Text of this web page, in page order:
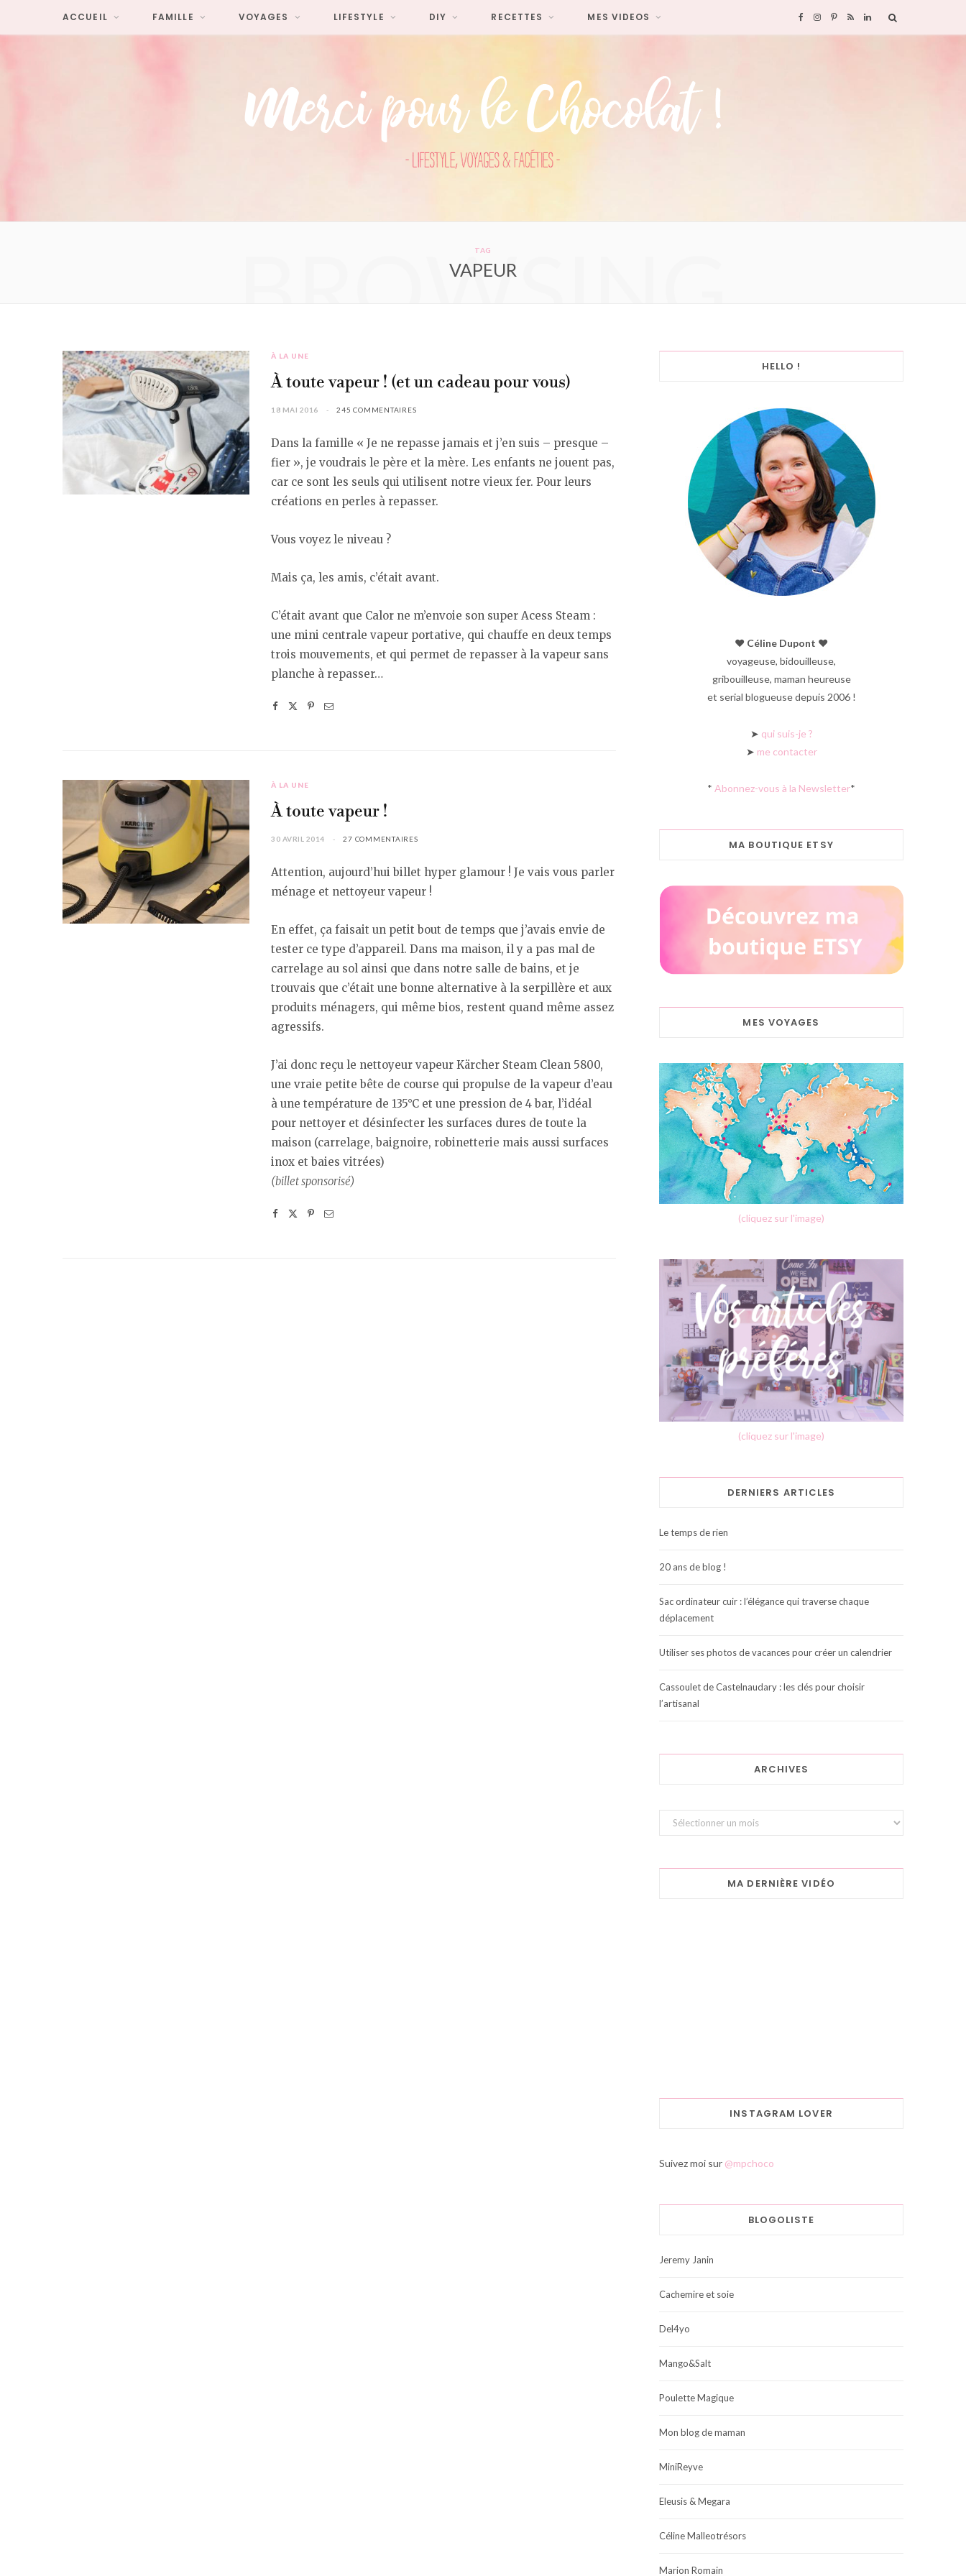
F I P
e
R L
I
ACCUEIL FAMILLE VOYAGES LIFESTYLE DIY RECETTES MES VIDEOS
TAG
VAPEUR
BROWSING
À LA UNE
À toute vapeur ! (et un cadeau pour vous)
18 MAI 2016 245 COMMENTAIRES
Dans la famille « Je ne repasse jamais et j’en suis – presque –
fier », je voudrais le père et la mère. Les enfants ne jouent pas,
car ce sont les seuls qui utilisent notre vieux fer. Pour leurs
créations en perles à repasser.
Vous voyez le niveau ?
Mais ça, les amis, c’était avant.
C’était avant que Calor ne m’envoie son super Acess Steam :
une mini centrale vapeur portative, qui chauffe en deux temps
trois mouvements, et qui permet de repasser à la vapeur sans
planche à repasser…
À LA UNE
À toute vapeur !
30 AVRIL 2014 27 COMMENTAIRES
Attention, aujourd’hui billet hyper glamour ! Je vais vous parler
ménage et nettoyeur vapeur !
En effet, ça faisait un petit bout de temps que j’avais envie de
tester ce type d’appareil. Dans ma maison, il y a pas mal de
carrelage au sol ainsi que dans notre salle de bains, et je
trouvais que c’était une bonne alternative à la serpillère et aux
produits ménagers, qui même bios, restent quand même assez
agressifs.
J’ai donc reçu le nettoyeur vapeur Kärcher Steam Clean 5800,
une vraie petite bête de course qui propulse de la vapeur d’eau
à une température de 135°C et une pression de 4 bar, l’idéal
pour nettoyer et désinfecter les surfaces dures de toute la
maison (carrelage, baignoire, robinetterie mais aussi surfaces
inox et baies vitrées)
(billet sponsorisé)
HELLO !
♥︎ Céline Dupont ♥︎
voyageuse, bidouilleuse,
gribouilleuse, maman heureuse
et serial blogueuse depuis 2006 !
➤ qui suis-je ?
➤ me contacter
* Abonnez-vous à la Newsletter*
MA BOUTIQUE ETSY
MES VOYAGES
(cliquez sur l'image)
(cliquez sur l'image)
DERNIERS ARTICLES
Le temps de rien
20 ans de blog !
Sac ordinateur cuir : l’élégance qui traverse chaque
déplacement
Utiliser ses photos de vacances pour créer un calendrier
Cassoulet de Castelnaudary : les clés pour choisir
l’artisanal
ARCHIVES
Archives
MA DERNIÈRE VIDÉO
INSTAGRAM LOVER
Suivez moi sur @mpchoco
BLOGOLISTE
Jeremy Janin
Cachemire et soie
Del4yo
Mango&Salt
Poulette Magique
Mon blog de maman
MiniReyve
Eleusis & Megara
Céline Malleotrésors
Marion Romain